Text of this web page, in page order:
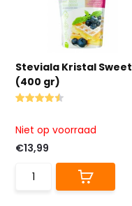
Steviala Kristal Sweet
(400 gr)
Niet op voorraad
€13,99